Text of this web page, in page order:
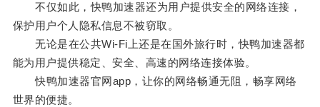
不仅如此，快鸭加速器还为用户提供安全的网络连接，
保护用户个人隐私信息不被窃取。
无论是在公共Wi-Fi上还是在国外旅行时，快鸭加速器都
能为用户提供稳定、安全、高速的网络连接体验。
快鸭加速器官网app，让你的网络畅通无阻，畅享网络
世界的便捷。